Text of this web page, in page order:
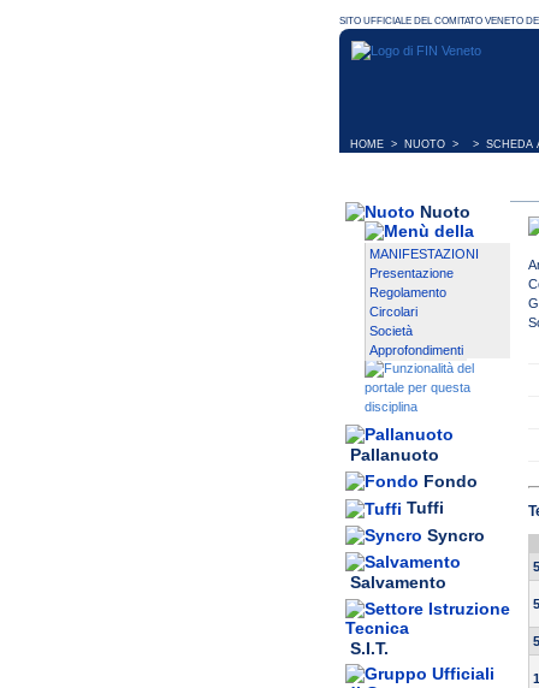
HOME > NUOTO > > SCHEDA
Nuoto
MANIFESTAZIONI
Presentazione
Regolamento
Circolari
Società
Approfondimenti
Pallanuoto
Fondo
Tuffi
Syncro
Salvamento
S.I.T.